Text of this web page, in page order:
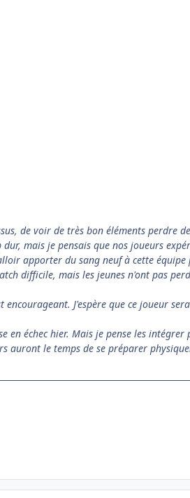
de voir de très bon éléments perdre
mais je pensais que nos joueurs
apporter du sang neuf à cette équipe
difficile, mais les jeunes n'ont pas
J'espère que ce joueur
en échec hier. Mais je pense les intégrer
le temps de se préparer